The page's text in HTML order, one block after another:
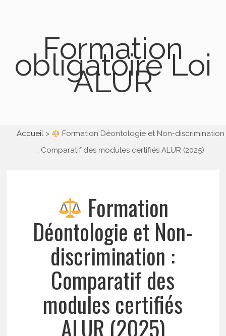
Formation
obligatoire Loi
ALUR
Accueil
Formation Déontologie et Non-discrimination
: Comparatif des modules certifiés ALUR (2025)
Formation
Déontologie et Non-
discrimination :
Comparatif des
modules certifiés
ALUR (2025)